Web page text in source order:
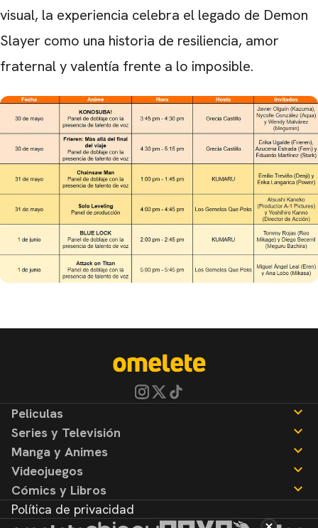
visual, la experiencia celebra el legado de Demon
Slayer como una historia de resiliencia, amor
fraternal y valentía frente a lo imposible.
Peliculas
Noticias
Reseñas
Series y Televisión
Noticias
Reseñas
Manga y Animes
Noticias
Reseñas
Videojuegos
Noticias
Reseñas
Cómics y Libros
Noticias
Política de privacidad